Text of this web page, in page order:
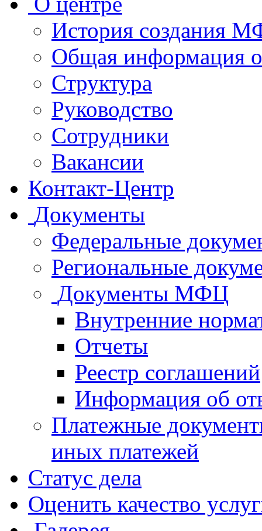
История создания
Общая
Структура
Руководство
Сотрудники
Вакансии
Контакт-Центр
Документы
Федеральные
Региональные
Документы МФЦ
Внутренние
Отчеты
Реестр соглашений
Информация об
Платежные
иных платежей
Статус дела
Оценить качество